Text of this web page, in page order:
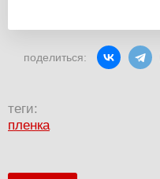
поделиться:
теги:
пленка